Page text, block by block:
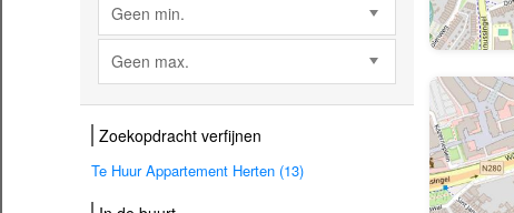
Geen min.
Geen max.
Zoekopdracht verfijnen
Te Huur Appartement Herten (13)